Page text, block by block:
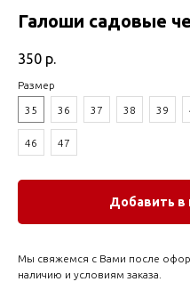
Галоши садовые
350 р.
Размер
35 36 37 38 39
46 47
Добавить в
Мы свяжемся с Вами после
наличию и условиям заказа.